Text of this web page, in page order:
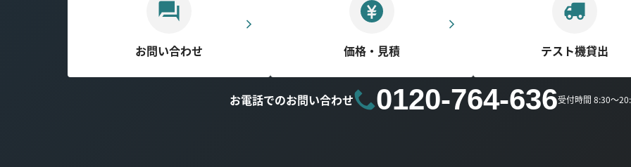
お問い合わせ 価格・見積 テスト機貸出
お電話でのお問い合わせ 0120-764-636受付時間 8:30～